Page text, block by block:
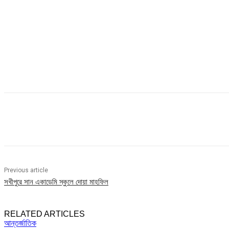
Previous article
সখীপুরে সান একাডেমি স্কুলে দোয়া মাহফিল
RELATED ARTICLES
আন্তর্জাতিক